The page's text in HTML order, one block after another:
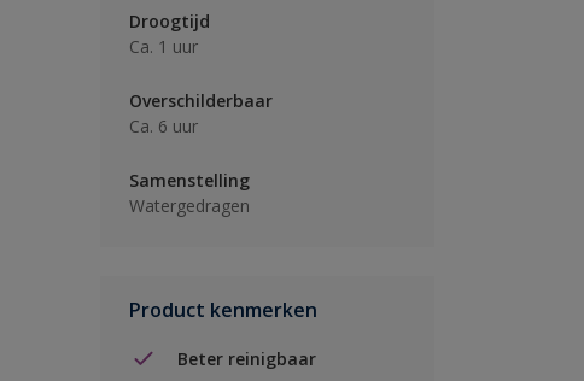
Droogtijd
Ca. 1 uur
Overschilderbaar
Ca. 6 uur
Samenstelling
Watergedragen
Product kenmerken
Beter reinigbaar